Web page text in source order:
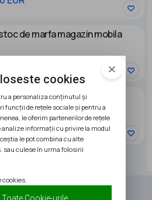
de marfa magazin mobila
in DUBAI de vanzare
cookies
a personaliza conținutul și
funcții de rețele sociale și pentru a
le oferim partenerilor de rețele
analize informații cu privire la modul
le pot combina cu alte
sau culese în urma folosirii
cookies.
Cookie-urile